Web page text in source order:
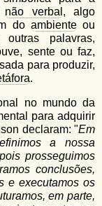
não verbal , algo
do ambienteou
palavras,
sente ou faz,
para produzir,
.
no mundo da
para adquirir
declaram: "Em
a nossa
prosseguimos
conclusões,
e executamos os
em parte,